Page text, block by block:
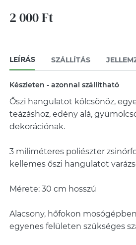
2 000 Ft
LEÍRÁS SZÁLLÍTÁS
Készleten - azonnal szállítható
Őszi hangulatot kölcsönöz,
teázáshoz, edény alá,
dekorációnak.
3 miliméteres poliészter
kellemes őszi hangulatot
Mérete: 30 cm hosszú
Alacsony, hőfokon
egyenes felületen szükséges